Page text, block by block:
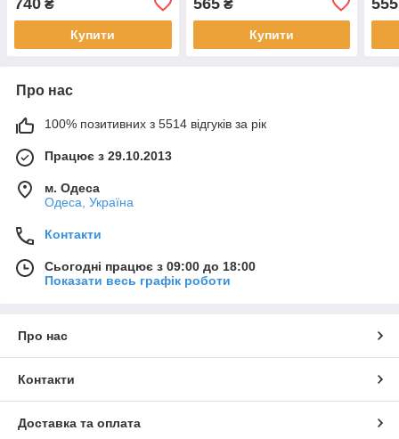
₴
Купити
₴
Купити
Про нас
100% позитивних з 5514 відгуків за рік
Працює з 29.10.2013
м. Одеса
Одеса, Україна
Контакти
Сьогодні працює з 09:00 до 18:00
Показати весь графік роботи
Про нас
Контакти
Доставка та оплата